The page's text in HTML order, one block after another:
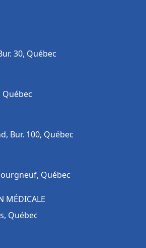
30, Québec
Bur. 100, Québec
Québec
MÉDICALE
Québec